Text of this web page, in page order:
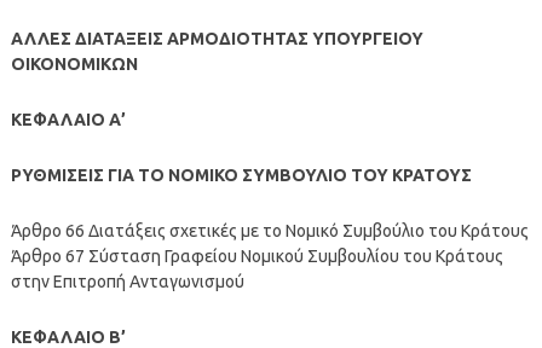
ΑΛΛΕΣ ΔΙΑΤΑΞΕΙΣ ΑΡΜΟΔΙΟΤΗΤΑΣ ΥΠΟΥΡΓΕΙΟΥ
ΟΙΚΟΝΟΜΙΚΩΝ
ΚΕΦΑΛΑΙΟ Α’
ΡΥΘΜΙΣΕΙΣ ΓΙΑ ΤΟ ΝΟΜΙΚΟ ΣΥΜΒΟΥΛΙΟ ΤΟΥ ΚΡΑΤΟΥΣ
Άρθρο 66 Διατάξεις σχετικές με το Νομικό Συμβούλιο του Κράτους
Άρθρο 67 Σύσταση Γραφείου Νομικού Συμβουλίου του Κράτους
στην Επιτροπή Ανταγωνισμού
ΚΕΦΑΛΑΙΟ Β’